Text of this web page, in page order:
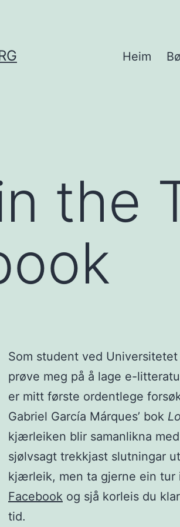
Heim
the
Som student ved
prøve meg på å lage e-
er mitt første ordentlege
Gabriel García Márques’ bok
kjærleiken blir samanlikna
sjølvsagt trekkjast slutningar
kjærleik, men ta gjerne ein tur
Facebook og sjå korleis du
tid.